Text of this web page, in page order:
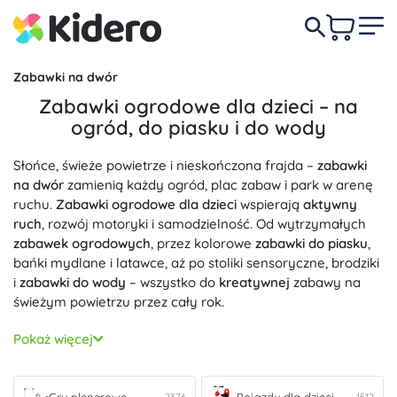
Zabawki na dwór
Zabawki ogrodowe dla dzieci – na
ogród, do piasku i do wody
Słońce, świeże powietrze i nieskończona frajda – zabawki
na dwór zamienią każdy ogród, plac zabaw i park w arenę
ruchu. Zabawki ogrodowe dla dzieci wspierają aktywny
ruch, rozwój motoryki i samodzielność. Od wytrzymałych
zabawek ogrodowych, przez kolorowe zabawki do piasku,
bańki mydlane i latawce, aż po stoliki sensoryczne, brodziki
i zabawki do wody – wszystko do kreatywnej zabawy na
świeżym powietrzu przez cały rok.
Do szybkiej jazdy i treningu równowagi idealne będą
pojazdy dla dzieci
wspólne popołudnia z przyjaciółmi wypróbuj gry
Pokaż więcej